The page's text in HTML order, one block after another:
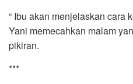
“ Ibu akan menjelaskan cara
Yani memecahkan malam
pikiran.
***